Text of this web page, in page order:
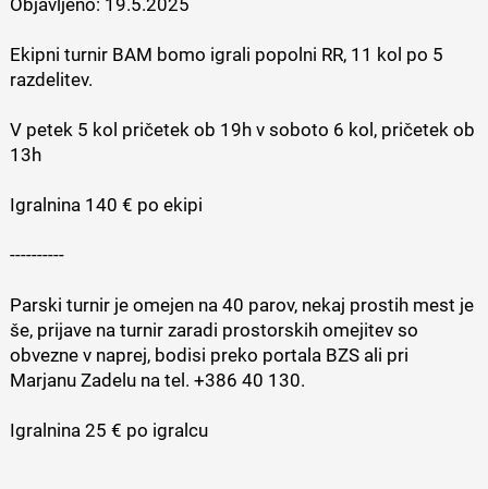
Objavljeno: 19.5.2025
Ekipni turnir BAM bomo igrali popolni RR, 11 kol po 5
razdelitev.
V petek 5 kol pričetek ob 19h v soboto 6 kol, pričetek ob
13h
Igralnina 140 € po ekipi
----------
Parski turnir je omejen na 40 parov, nekaj prostih mest je
še, prijave na turnir zaradi prostorskih omejitev so
obvezne v naprej, bodisi preko portala BZS ali pri
Marjanu Zadelu na tel. +386 40 130.
Igralnina 25 € po igralcu